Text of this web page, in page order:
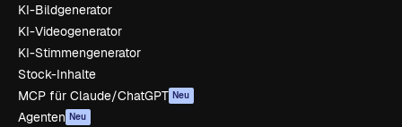
KI-Bildgenerator
KI-Videogenerator
KI-Stimmengenerator
Stock-Inhalte
MCP für Claude/ChatGPT Neu
Agenten Neu